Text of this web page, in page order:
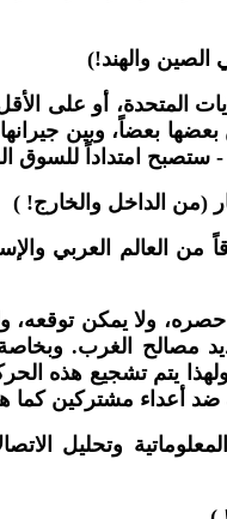
الصين والهند!
)
المتحدة، أو على
بعضاً، وبين
ستصبح امتداداً للسوق
(من الداخل والخارج!
)
من العالم العربي
ولا يمكن توقعه،
الغرب. وبخاصة
يتم تشجيع هذه
أعداء مشتركين كما
وتحليل